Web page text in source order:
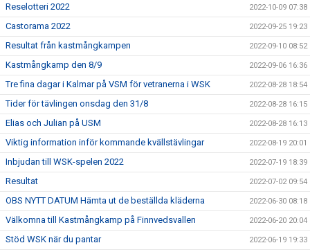
Reselotteri 2022 2022-10-09 07:38
Castorama 2022 2022-09-25 19:23
Resultat från kastmångkampen 2022-09-10 08:52
Kastmångkamp den 8/9 2022-09-06 16:36
Tre fina dagar i Kalmar på VSM för vetranerna i WSK 2022-08-28 18:54
Tider för tävlingen onsdag den 31/8 2022-08-28 16:15
Elias och Julian på USM 2022-08-28 16:13
Viktig information inför kommande kvällstävlingar 2022-08-19 20:01
Inbjudan till WSK-spelen 2022 2022-07-19 18:39
Resultat 2022-07-02 09:54
OBS NYTT DATUM Hämta ut de beställda kläderna 2022-06-30 08:18
Välkomna till Kastmångkamp på Finnvedsvallen 2022-06-20 20:04
Stöd WSK när du pantar 2022-06-19 19:33